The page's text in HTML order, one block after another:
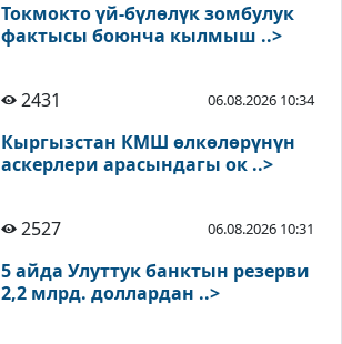
Токмокто үй-бүлөлүк зомбулук
фактысы боюнча кылмыш ..>
2431 06.08.2026 10:34
Кыргызстан КМШ өлкөлөрүнүн
аскерлери арасындагы ок ..>
2527 06.08.2026 10:31
5 айда Улуттук банктын резерви
2,2 млрд. доллардан ..>